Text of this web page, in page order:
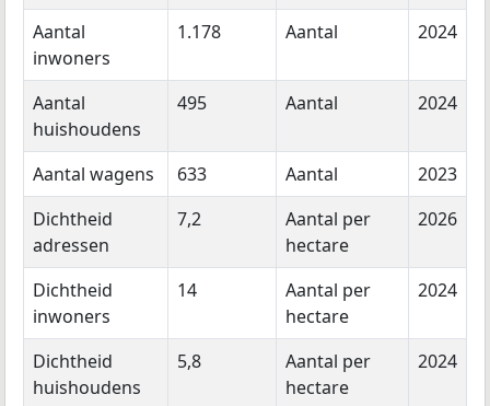
Aantal
inwoners
1.178 Aantal 2024
Aantal
huishoudens
495 Aantal 2024
Aantal wagens 633 Aantal
2023
Dichtheid
adressen
7,2
Aantal per
hectare
2026
Dichtheid
inwoners
14
Aantal per
hectare
2024
Dichtheid
huishoudens
5,8
Aantal per
hectare
2024